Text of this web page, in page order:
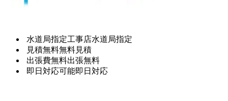
水道局指定工事店水道局指定
見積無料無料見積
出張費無料出張無料
即日対応可能即日対応